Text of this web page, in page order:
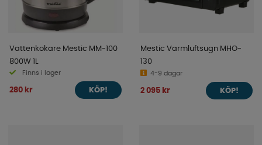
Vattenkokare Mestic MM-100
800W 1L
Finns i lager
280 kr KÖP!
Mestic Varmluftsugn MHO-
130
4-9 dagar
2 095 kr KÖP!